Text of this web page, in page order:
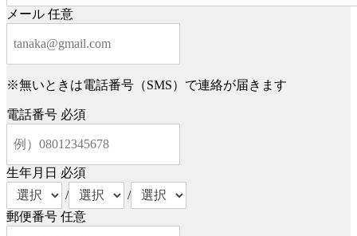
メール 任意
※無いときは電話番号（SMS）で連絡が届きます
電話番号 必須
生年月日 必須
/
/
郵便番号 任意